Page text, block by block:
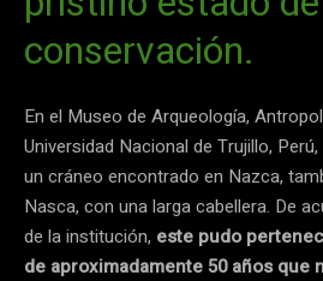
conservación.
En el Museo de Arqueología,
Universidad Nacional de Trujillo,
un cráneo encontrado en Nazca,
Nasca, con una larga cabellera. De
de la institución, este pudo
de aproximadamente 50 años que